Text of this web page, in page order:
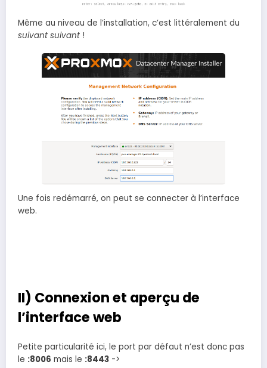
Même au niveau de l’installation, c’est littéralement du
suivant suivant !
Une fois redémarré, on peut se connecter à l’interface
web.
II) Connexion et aperçu de
l’interface web
Petite particularité ici, le port par défaut n’est donc pas
le :8006 mais le :8443 ->